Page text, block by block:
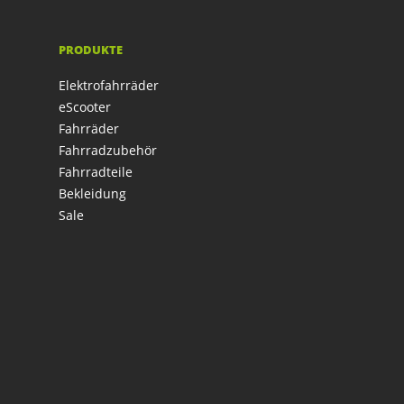
PRODUKTE
Elektrofahrräder
eScooter
Fahrräder
Fahrradzubehör
Fahrradteile
Bekleidung
Sale